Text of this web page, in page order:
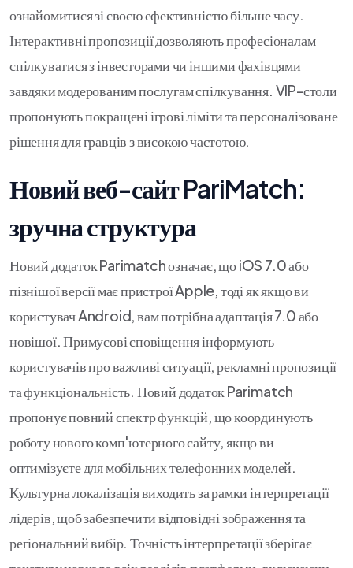
ознайомитися зі своєю ефективністю більше часу.
Інтерактивні пропозиції дозволяють професіоналам
спілкуватися з інвесторами чи іншими фахівцями
завдяки модерованим послугам спілкування. VIP-столи
пропонують покращені ігрові ліміти та персоналізоване
рішення для гравців з високою частотою.
Новий веб-сайт PariMatch:
зручна структура
Новий додаток Parimatch означає, що iOS 7.0 або
пізнішої версії має пристрої Apple, тоді як якщо ви
користувач Android, вам потрібна адаптація 7.0 або
новішої. Примусові сповіщення інформують
користувачів про важливі ситуації, рекламні пропозиції
та функціональність. Новий додаток Parimatch
пропонує повний спектр функцій, що координують
роботу нового комп'ютерного сайту, якщо ви
оптимізуєте для мобільних телефонних моделей.
Культурна локалізація виходить за рамки інтерпретації
лідерів, щоб забезпечити відповідні зображення та
регіональний вибір. Точність інтерпретації зберігає